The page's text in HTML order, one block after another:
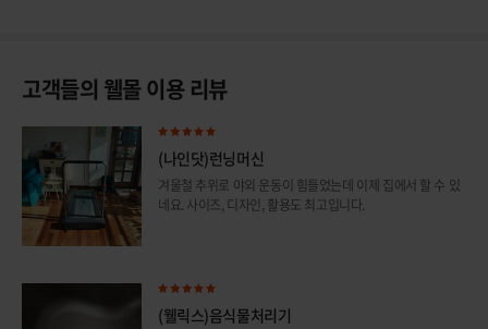
고객들의 웰몰 이용 리뷰
(나인닷)런닝머신
겨울철 추위로 야외 운동이 힘들었는데 이제 집에서 할 수 있
네요. 사이즈, 디자인, 활용도 최고입니다.
(웰릭스)음식물처리기